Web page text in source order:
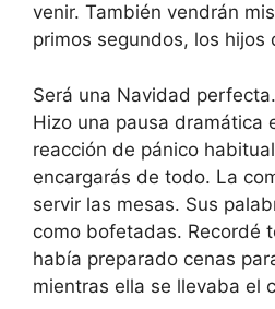
venir. También vendrán
primos segundos, los hijos
Será una Navidad perfecta.
Hizo una pausa dramática
reacción de pánico
encargarás de todo. La
servir las mesas. Sus
como bofetadas. Recordé
había preparado cenas
mientras ella se llevaba el